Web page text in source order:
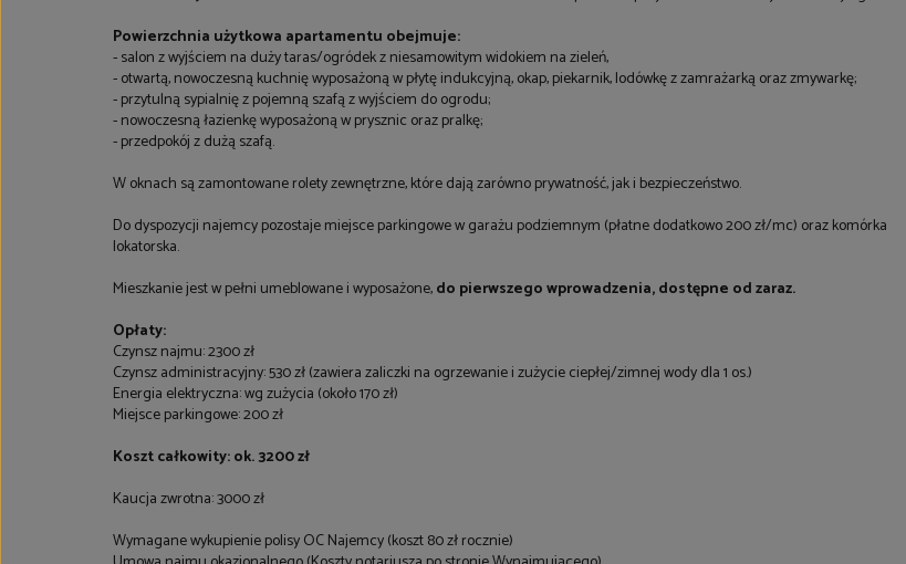
Powierzchnia użytkowa apartamentu obejmuje:
- salon z wyjściem na duży taras/ogródek z niesamowitym widokiem na zieleń,
- otwartą, nowoczesną kuchnię wyposażoną w płytę indukcyjną, okap, piekarnik, lodówkę z zamrażarką oraz zmywarkę;
- przytulną sypialnię z pojemną szafą z wyjściem do ogrodu;
- nowoczesną łazienkę wyposażoną w prysznic oraz pralkę;
- przedpokój z dużą szafą.
W oknach są zamontowane rolety zewnętrzne, które dają zarówno prywatność, jak i bezpieczeństwo.
Do dyspozycji najemcy pozostaje miejsce parkingowe w garażu podziemnym (płatne dodatkowo 200 zł/mc) oraz komórka
lokatorska.
Mieszkanie jest w pełni umeblowane i wyposażone,do pierwszego wprowadzenia, dostępne od zaraz.
Opłaty:
Czynsz najmu: 2300 zł
Czynsz administracyjny: 530 zł (zawiera zaliczki na ogrzewanie i zużycie ciepłej/zimnej wody dla 1 os.)
Energia elektryczna: wg zużycia (około 170 zł)
Miejsce parkingowe: 200 zł
Koszt całkowity: ok. 3200 zł
Kaucja zwrotna: 3000 zł
Wymagane wykupienie polisy OC Najemcy (koszt 80 zł rocznie)